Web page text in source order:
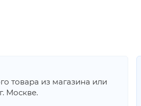
товара из магазина или
Москве.